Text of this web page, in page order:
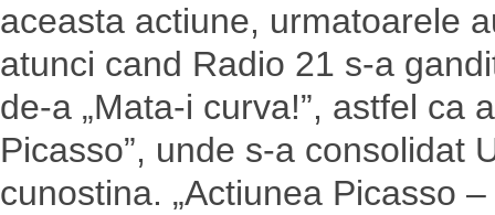
aceasta actiune, urmatoarele
atunci cand Radio 21 s-a
de-a „Mata-i curva!”, astfel ca
Picasso”, unde s-a consolidat
cunostina. „Actiunea Picasso